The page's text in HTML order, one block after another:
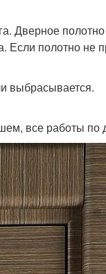
Дверное
Если полотно не
выбрасывается.
все работы